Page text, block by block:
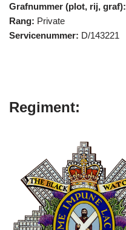
Grafnummer (plot, rij, graf):
Rang: Private
Servicenummer: D/143221
Regiment: